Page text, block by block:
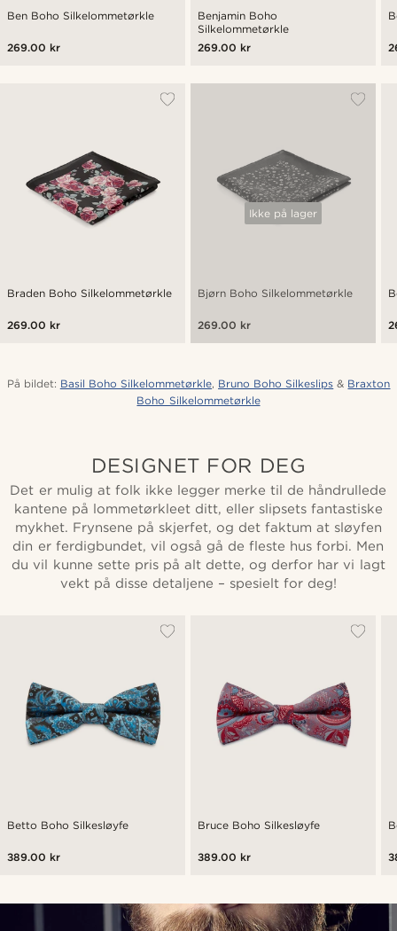
Ben Boho Silkelommetørkle
269.00 kr
Benjamin Boho
Silkelommetørkle
269.00 kr
Braden Boho Silkelommetørkle
269.00 kr
Ikke på lager
Bjørn Boho Silkelommetørkle
269.00 kr
På bildet: Basil Boho Silkelommetørkle, Bruno Boho Silkeslips & Braxton
Boho Silkelommetørkle
DESIGNET FOR DEG
Det er mulig at folk ikke legger merke til de håndrullede
kantene på lommetørkleet ditt, eller slipsets fantastiske
mykhet. Frynsene på skjerfet, og det faktum at sløyfen
din er ferdigbundet, vil også gå de fleste hus forbi. Men
du vil kunne sette pris på alt dette, og derfor har vi lagt
vekt på disse detaljene – spesielt for deg!
Betto Boho Silkesløyfe
389.00 kr
Bruce Boho Silkesløyfe
389.00 kr